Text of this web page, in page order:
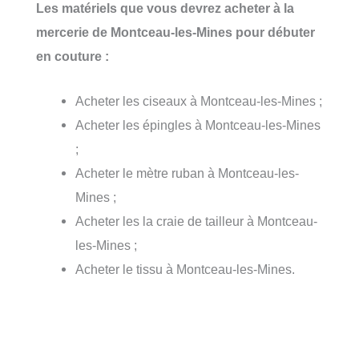
Les matériels que vous devrez acheter à la
mercerie de Montceau-les-Mines pour débuter
en couture :
Acheter les ciseaux à Montceau-les-Mines ;
Acheter les épingles à Montceau-les-Mines
;
Acheter le mètre ruban à Montceau-les-
Mines ;
Acheter les la craie de tailleur à Montceau-
les-Mines ;
Acheter le tissu à Montceau-les-Mines.